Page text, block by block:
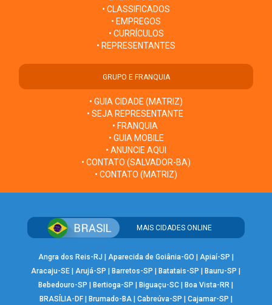
• CLASSIFICADOS
• EMPREGOS
• CURRÍCULOS
• REPRESENTANTES
GRUPO E FRANQUIA
• GUIA CIDADE (MATRIZ)
• SEJA REPRESENTANTE
• FRANQUIA
• GUIA MOBILE
• ANUNCIE AQUI
• CONTATO (SALVADOR-BA)
• CONTATO (MATRIZ)
MAIS CIDADES ONLINE
Angra dos Reis-RJ Aparecida de Goiânia-GO Apiaí-SP
Aracaju-SE |Arujá-SP Barretos-SP Batatais-SP Bauru-SP
Bebedouro-SP
Bertioga-SP Biguaçu-SC Boa Vista-RR
BRASÍLIA-DF| Brumado-BA| Cabreúva-SP Cajamar-SP